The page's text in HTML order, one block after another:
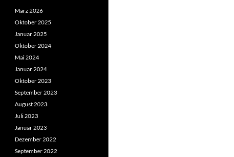
März 2026
Oktober 2025
Januar 2025
Oktober 2024
Mai 2024
Januar 2024
Oktober 2023
September 2023
August 2023
Juli 2023
Januar 2023
Dezember 2022
September 2022